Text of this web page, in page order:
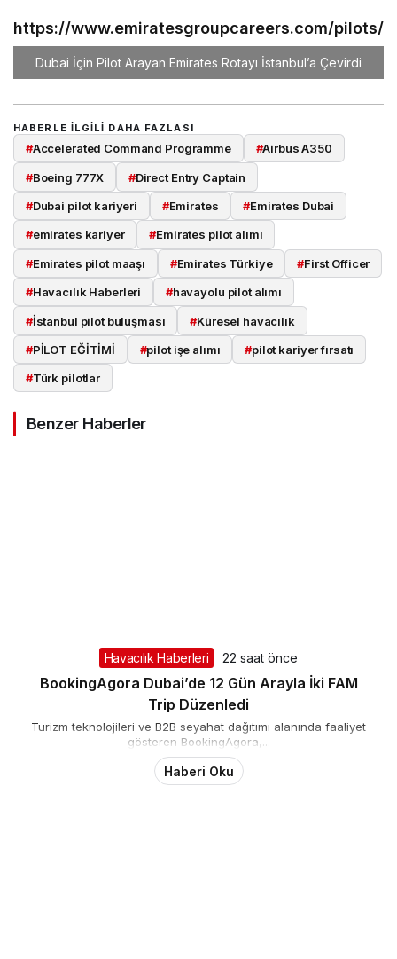
https://www.emiratesgroupcareers.com/pilots/
Dubai İçin Pilot Arayan Emirates Rotayı İstanbul’a Çevirdi
HABERLE ILGILI DAHA FAZLASI
#Accelerated Command Programme #Airbus A350
#Boeing 777X #Direct Entry Captain
#Dubai pilot kariyeri #Emirates #Emirates Dubai
#emirates kariyer #Emirates pilot alımı
#Emirates pilot maaşı #Emirates Türkiye #First Officer
#Havacılık Haberleri #havayolu pilot alımı
#İstanbul pilot buluşması #Küresel havacılık
#PİLOT EĞİTİMİ #pilot işe alımı #pilot kariyer fırsatı
#Türk pilotlar
Benzer Haberler
Havacılık Haberleri 22 saat önce
BookingAgora Dubai’de 12 Gün Arayla İki FAM
Trip Düzenledi
Turizm teknolojileri ve B2B seyahat dağıtımı alanında faaliyet
gösteren BookingAgora,...
Haberi Oku